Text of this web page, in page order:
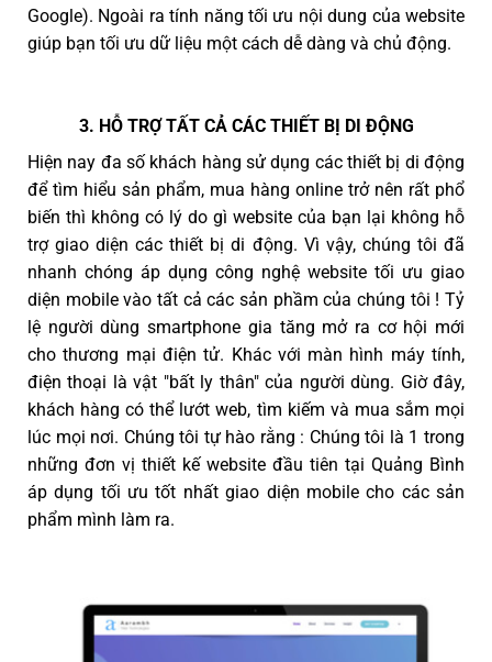
Google). Ngoài ra tính năng tối ưu nội dung của website
giúp bạn tối ưu dữ liệu một cách dễ dàng và chủ động.
3. HỖ TRỢ TẤT CẢ CÁC THIẾT BỊ DI ĐỘNG
Hiện nay đa số khách hàng sử dụng các thiết bị di động
để tìm hiểu sản phẩm, mua hàng online trở nên rất phổ
biến thì không có lý do gì website của bạn lại không hỗ
trợ giao diện các thiết bị di động. Vì vậy, chúng tôi đã
nhanh chóng áp dụng công nghệ website tối ưu giao
diện mobile vào tất cả các sản phầm của chúng tôi ! Tỷ
lệ người dùng smartphone gia tăng mở ra cơ hội mới
cho thương mại điện tử. Khác với màn hình máy tính,
điện thoại là vật "bất ly thân" của người dùng. Giờ đây,
khách hàng có thể lướt web, tìm kiếm và mua sắm mọi
lúc mọi nơi. Chúng tôi tự hào rằng : Chúng tôi là 1 trong
những đơn vị thiết kế website đầu tiên tại Quảng Bình
áp dụng tối ưu tốt nhất giao diện mobile cho các sản
phẩm mình làm ra.